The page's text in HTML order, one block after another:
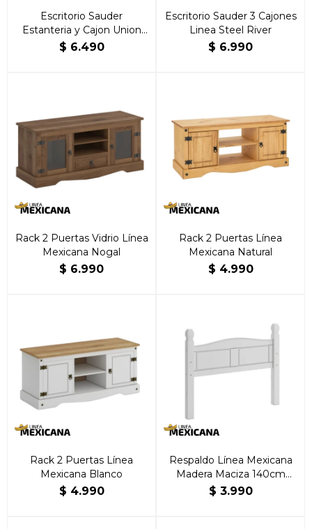
Escritorio Sauder
Estanteria y Cajon Union
Plain
$ 6.490
Escritorio Sauder 3 Cajones
Linea Steel River
$ 6.990
Rack 2 Puertas Vidrio Línea
Mexicana Nogal
$ 6.990
Rack 2 Puertas Línea
Mexicana Natural
$ 4.990
Rack 2 Puertas Línea
Mexicana Blanco
$ 4.990
Respaldo Línea Mexicana
Madera Maciza 140cm
Blanco
$ 3.990